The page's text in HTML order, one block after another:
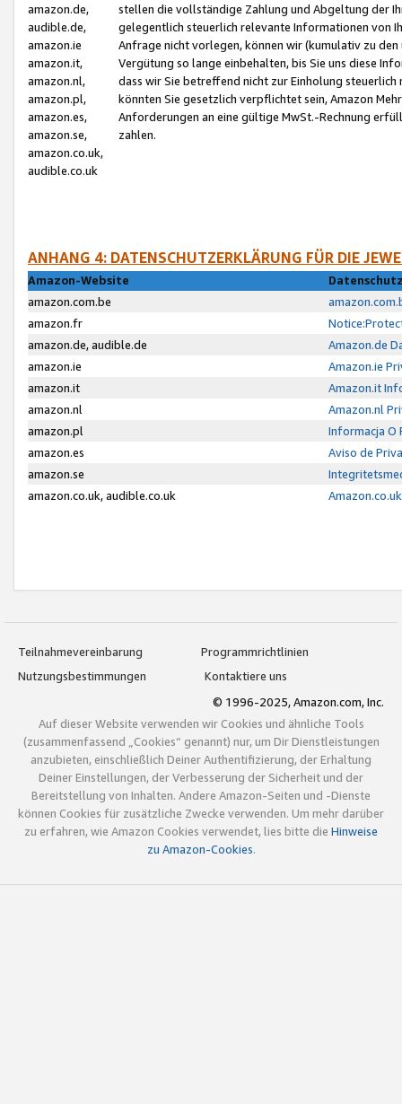
amazon.de,
audible.de,
amazon.ie
amazon.it,
amazon.nl,
amazon.pl,
amazon.es,
amazon.se,
amazon.co.uk,
audible.co.uk
stellen die vollständige Zahlung und Abgeltung der
gelegentlich steuerlich relevante Informationen von
Anfrage nicht vorlegen, können wir (kumulativ zu
Vergütung so lange einbehalten, bis Sie uns diese
dass wir Sie betreffend nicht zur Einholung
könnten Sie gesetzlich verpflichtet sein, Amazon
Anforderungen an eine gültige MwSt.-Rechnung
zahlen.
ANHANG 4: DATENSCHUTZERKLÄRUNG FÜR DIE
Amazon-Website
amazon.com.be
amazon.fr
amazon.de, audible.de
Amazon.de
amazon.ie
Amazon.ie
amazon.it
Amazon.it
amazon.nl
Amazon.nl
amazon.pl
Informacja O
amazon.es
Aviso de
amazon.se
amazon.co.uk, audible.co.uk
Teilnahmevereinbarung
Programmrichtlinien
Nutzungsbestimmungen
Kontaktiere uns
© 1996-2025, Amazon.com, Inc.
Auf dieser Website verwenden wir Cookies und ähnliche Tools
(zusammenfassend „Cookies“ genannt) nur, um Dir Dienstleistungen
anzubieten, einschließlich Deiner Authentifizierung, der Erhaltung
Deiner Einstellungen, der Verbesserung der Sicherheit und der
Bereitstellung von Inhalten. Andere Amazon-Seiten und -Dienste
können Cookies für zusätzliche Zwecke verwenden. Um mehr darüber
zu erfahren, wie Amazon Cookies verwendet, lies bitte die Hinweise
zu Amazon-Cookies.